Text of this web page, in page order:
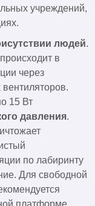
учреждений,
людей.
в
через
15 Вт
давления.
по лабиринту
Для свободной